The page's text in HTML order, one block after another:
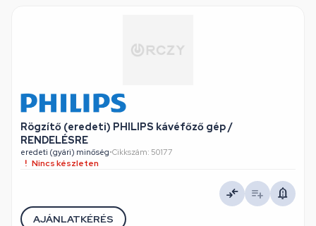
Rögzítő (eredeti) PHILIPS kávéfőző gép /
RENDELÉSRE
eredeti (gyári) minőség•Cikkszám: 50177
Nincs készleten
AJÁNLATKÉRÉS